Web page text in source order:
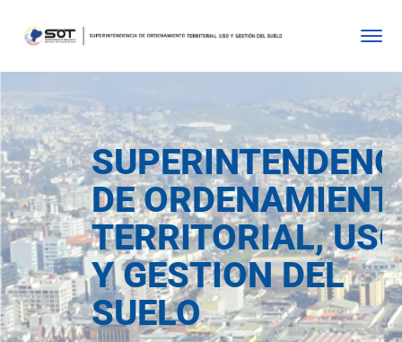
DE
TERRITORIAL,
Y GESTION DEL
SUELO